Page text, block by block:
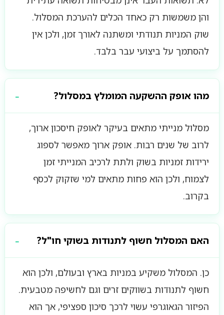
והן משמשות רק כאחד הכלים להערכת המסלול.
שוק המניות תנודתי ומשתנה לאורך זמן, ולכן אין
להסתמך על ביצועי עבר בלבד.
מהו אופק ההשקעה המומלץ במסלול?
מסלול מנייתי מתאים בעיקר לאופק חיסכון ארוך,
לרוב של שנים רבות. אופק ארוך מאפשר לספוג
ירידות זמניות בשוק ולתת לרכיב המנייתי זמן
לצמוח, ולכן הוא פחות מתאים למי שזקוק לכסף
בקרוב.
האם המסלול חשוף לתנודות בשוקי חו"ל?
כן. המסלול משקיע במניות בארץ ובעולם, ולכן הוא
חשוף לתנודות בשווקים זרים וגם לחשיפה מטבעית.
הפיזור הגאוגרפי עשוי לרכך סיכון ספציפי, אך הוא